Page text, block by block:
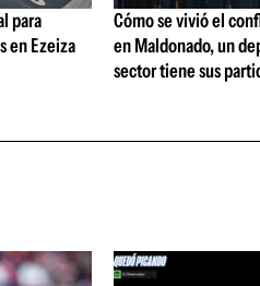
para
en Ezeiza
Cómo se vivió el
en Maldonado, un
sector tiene sus